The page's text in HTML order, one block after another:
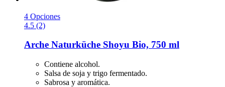
4 Opciones
4.5 (2)
Arche Naturküche Shoyu Bio, 750 ml
Contiene alcohol.
Salsa de soja y trigo fermentado.
Sabrosa y aromática.